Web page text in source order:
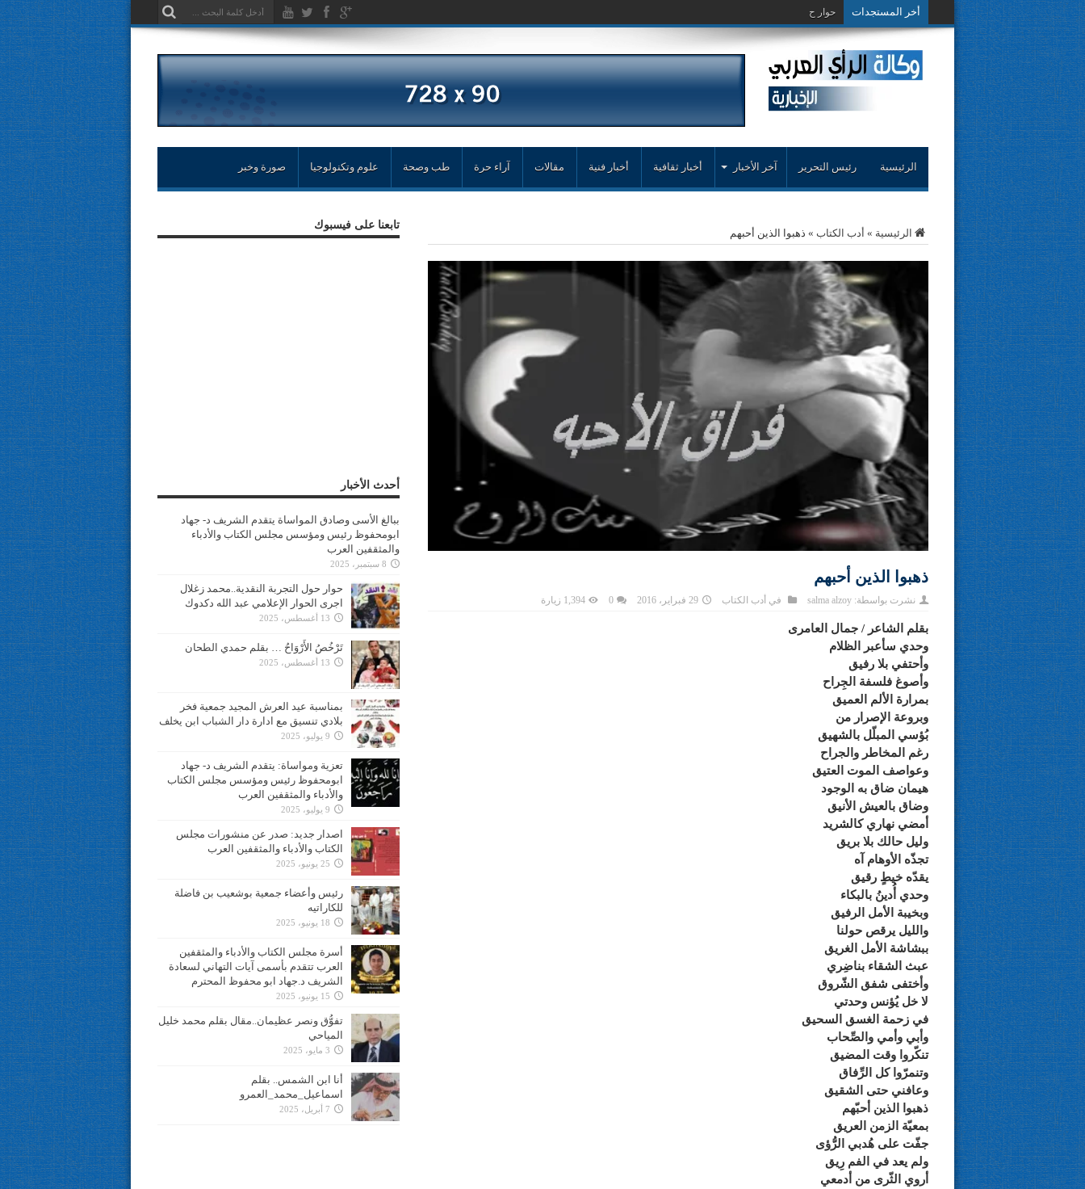
أخر المستجدات حوار حول التجربة النق
الرئيسية رئيس التحرير آخر الأخبار أخبار ثقافية أخبار فنية مقالات آراء حرة طب وصحة علوم وتكنولوجيا صورة وخبر
الرئيسية » أدب الكتاب » ذهبوا الذين أحبهم
ذهبوا الذين أحبهم
نشرت بواسطة:salma alzoy في أدب الكتاب 29 فبراير، 2016 0 1,394 زيارة
بقلم الشاعر / جمال العامرى
وحدي سأعبر الظلام
وأحتفي بلا رفيق
وأصوغ فلسفة الجِراح
بمرارة الألم العميق
وبروعة الإصرار من
بُؤسي المبلّل بالشهيق
رغم المخاطر والجراح
وعواصف الموت العتيق
هيمان ضاق به الوجود
وضاق بالعيش الأنيق
أمضي نهاري كالشريد
وليل حالك بلا بريق
تجذّه الأوهام آه
يقدّه خيطٍ رقيق
وحدي أُدينُ بالبكاء
وبخيبة الأمل الرفيق
والليل يرقص حولنا
ببشاشة الأمل الغريق
عبث الشقاء بناضِري
وأختفى شفق الشّروق
لا خل يُؤنس وحدتي
في زحمة الغسق السحيق
وأبي وأمي والصِّحاب
تنكّروا وقت المضيق
وتنمرّوا كل الرِّفاق
وعافني حتى الشقيق
ذهبوا الذين أحبّهم
بمعيّة الزمن العريق
جفّت على هُدبي الرُّؤى
ولم يعد في الفم رِيق
أروي الثّرى من أدمعي
تابعنا على فيسبوك
أحدث الأخبار
ببالغ الأسى وصادق المواساة يتقدم الشريف د- جهاد
ابومحفوظ رئيس ومؤسس مجلس الكتاب والأدباء
والمثقفين العرب
8 سبتمبر، 2025
حوار حول التجربة النقدية..محمد زغلال
اجرى الحوار الإعلامي عبد الله دكدوك
13 أغسطس، 2025
تَرْخُصُ الأَرْوَاحُ … بقلم حمدي الطحان
13 أغسطس، 2025
بمناسبة عيد العرش المجيد جمعية فخر
بلادي تنسيق مع ادارة دار الشباب ابن يخلف
9 يوليو، 2025
تعزية ومواساة: يتقدم الشريف د- جهاد
ابومحفوظ رئيس ومؤسس مجلس الكتاب
والأدباء والمثقفين العرب
9 يوليو، 2025
اصدار جديد: صدر عن منشورات مجلس
الكتاب والأدباء والمثقفين العرب
25 يونيو، 2025
رئيس وأعضاء جمعية بوشعيب بن فاضلة
للكاراتيه
18 يونيو، 2025
أسرة مجلس الكتاب والأدباء والمثقفين
العرب تتقدم بأسمى آيات التهاني لسعادة
الشريف د.جهاد ابو محفوظ المحترم
15 يونيو، 2025
تفوُّق ونصر عظيمان..مقال بقلم محمد خليل
المياحي
3 مايو، 2025
أنا ابن الشمس.. بقلم
اسماعيل_محمد_العمرو
7 أبريل، 2025